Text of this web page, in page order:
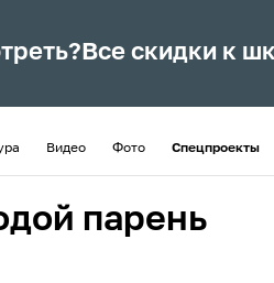
Все скидки к
Видео Фото Спецпроекты
парень